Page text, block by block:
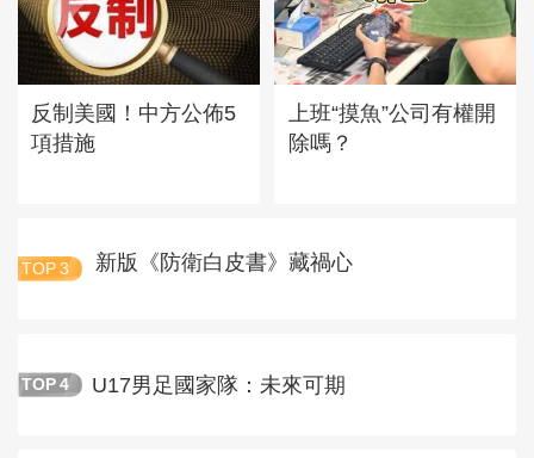
反制美國！中方公佈5
項措施
上班“摸魚”公司有權開
除嗎？
TOP 3 新版《防衛白皮書》藏禍心
TOP 4 U17男足國家隊：未來可期